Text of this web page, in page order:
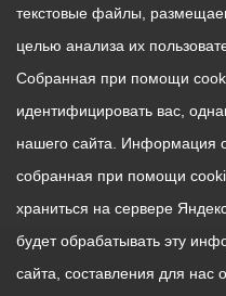
текстовые файлы,
целью анализа их
Собранная при помощи
идентифицировать вас,
нашего сайта. Информация
собранная при помощи
храниться на сервере
будет обрабатывать эту
сайта, составления для нас